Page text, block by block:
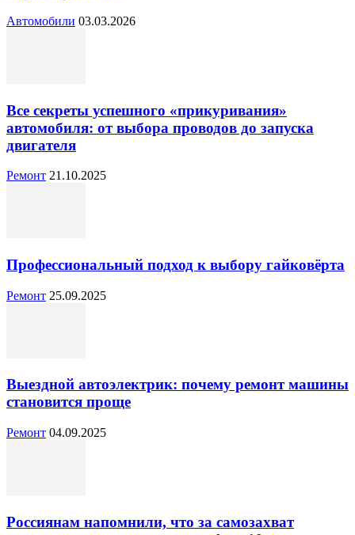
Автомобили 03.03.2026
Все секреты успешного «прикуривания»
автомобиля: от выбора проводов до запуска
двигателя
Ремонт 21.10.2025
Профессиональный подход к выбору гайковёрта
Ремонт 25.09.2025
Выездной автоэлектрик: почему ремонт машины
становится проще
Ремонт 04.09.2025
Россиянам напомнили, что за самозахват